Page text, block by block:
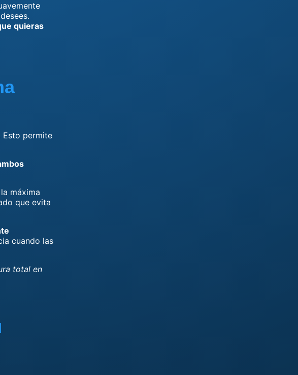
quieras
Esto permite
máxima
que evita
cuando las
total en